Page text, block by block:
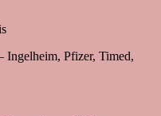
Ingelheim, Pfizer, Timed,